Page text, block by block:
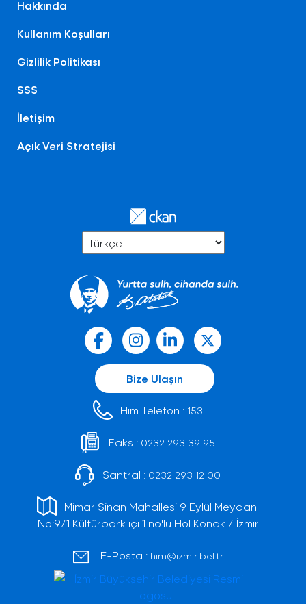
Hakkında
Kullanım Koşulları
Gizlilik Politikası
SSS
İletişim
Açık Veri Stratejisi
Bize Ulaşın
Him Telefon : 153
Faks : 0232 293 39 95
Santral : 0232 293 12 00
Mimar Sinan Mahallesi 9 Eylül Meydanı
No:9/1 Kültürpark içi 1 no'lu Hol Konak / İzmir
E-Posta : him@izmir.bel.tr